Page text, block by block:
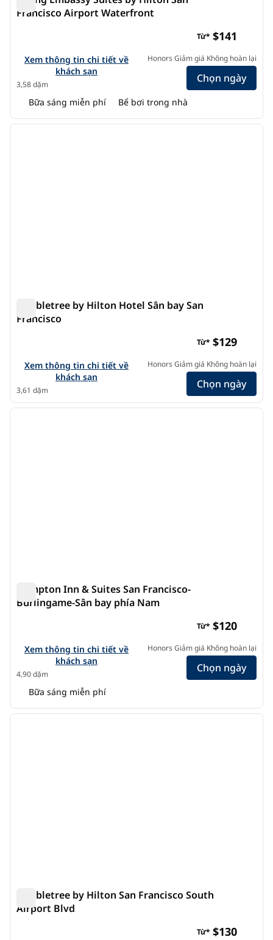
Francisco Airport Waterfront
Xem chi tiết khách sạn cho Embassy Suites by Hilton San
Xem thông tin chi tiết về
khách sạn
3,58 dặm
Từ* $141
Honors Giảm giá Không hoàn lại
Chọn ngày
Bữa sáng miễn phí Bể bơi trong nhà
1/12
1/12
ảnh
Doubletree by Hilton Hotel Sân bay San
Francisco
Xem chi tiết khách sạn cho Doubletree by Hilton Hotel
Xem thông tin chi tiết về
khách sạn
3,61 dặm
Từ* $129
Honors Giảm giá Không hoàn lại
Chọn ngày
1/12
1/12
ảnh
Hampton Inn & Suites San Francisco-
Burlingame-Sân bay phía Nam
Xem chi tiết khách sạn cho Hampton Inn & Suites San
Xem thông tin chi tiết về
khách sạn
4,90 dặm
Từ* $120
Honors Giảm giá Không hoàn lại
Chọn ngày
Bữa sáng miễn phí
1/12
1/12
ảnh
Doubletree by Hilton San Francisco South
Airport Blvd
Từ* $130